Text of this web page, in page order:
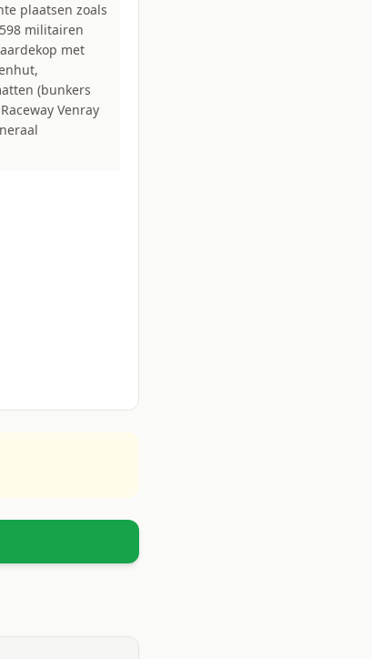
plaatsen zoals
militairen
met
(bunkers
Venray